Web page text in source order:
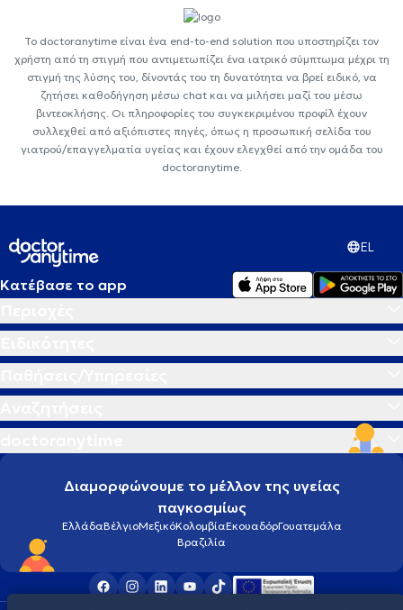
Το doctoranytime είναι ένα end-to-end solution που υποστηρίζει τον
χρήστη από τη στιγμή που αντιμετωπίζει ένα ιατρικό σύμπτωμα μέχρι τη
στιγμή της λύσης του, δίνοντάς του τη δυνατότητα να βρεί ειδικό, να
ζητήσει καθοδήγηση μέσω chat και να μιλήσει μαζί του μέσω
βιντεοκλήσης. Οι πληροφορίες του συγκεκριμένου προφίλ έχουν
συλλεχθεί από αξιόπιστες πηγές, όπως η προσωπική σελίδα του
γιατρού/επαγγελματία υγείας και έχουν ελεγχθεί από την ομάδα του
doctoranytime.
EL
Κατέβασε το app
Διαμορφώνουμε το μέλλον της υγείας
παγκοσμίως
ΕλλάδαΒέλγιοΜεξικόΚολομβίαΕκουαδόρΓουατεμάλα
Βραζιλία